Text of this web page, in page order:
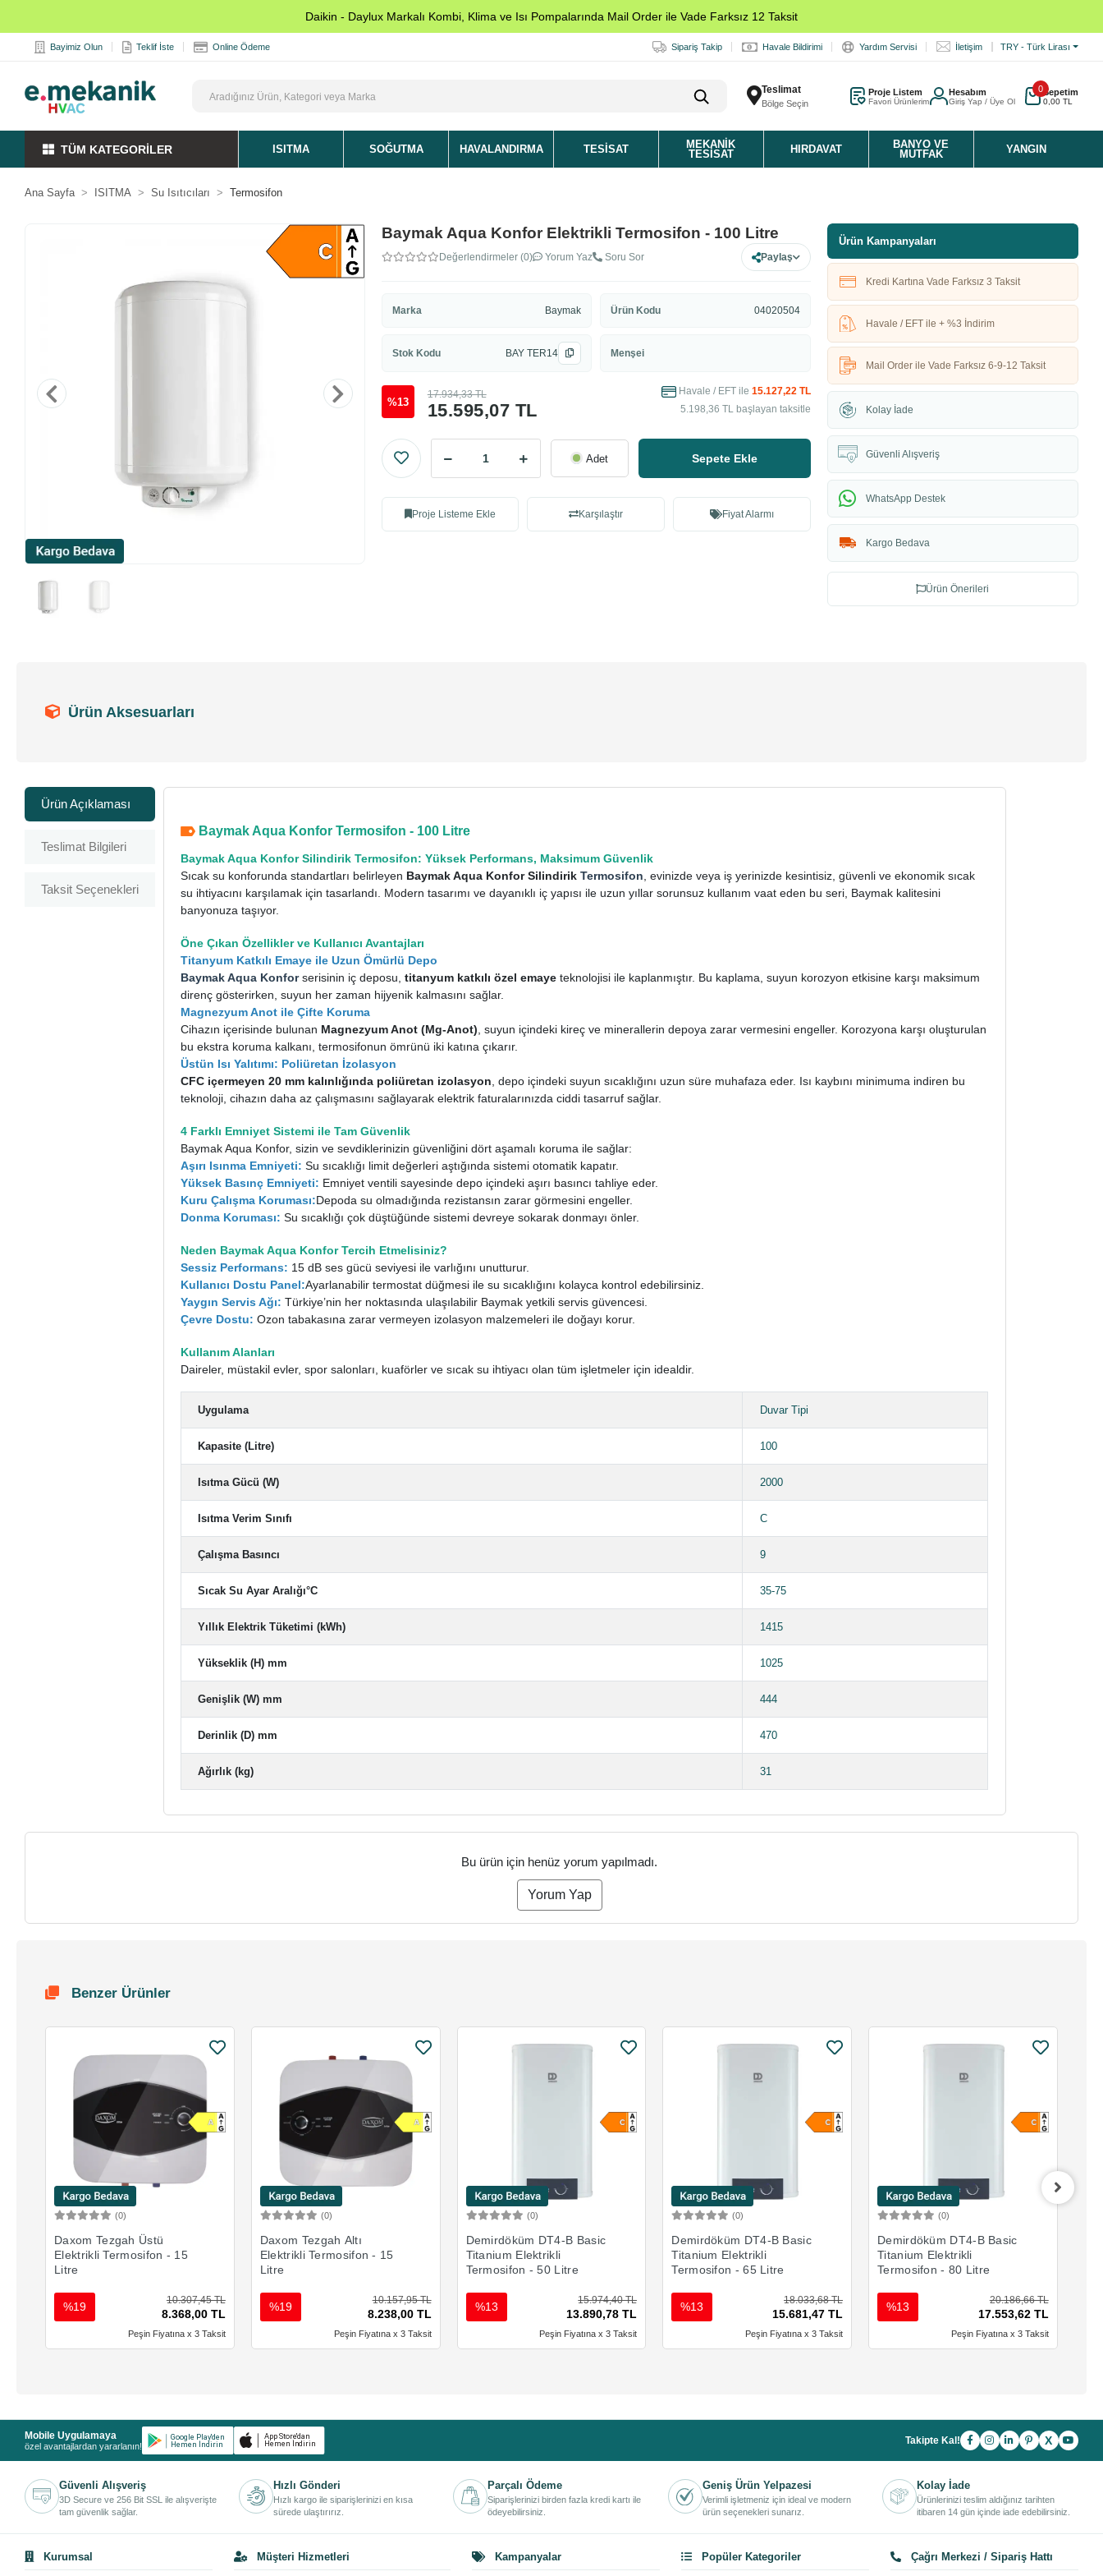
Daikin - Daylux Markalı Kombi, Klima ve Isı Pompalarında Mail Order ile Vade Farksız 12 Taksit
Bayimiz Olun Teklif İste Online Ödeme Sipariş Takip Havale Bildirimi Yardım Servisi İletişim TRY - Türk Lirası
Teslimat
Bölge Seçin
Proje Listem
Favori Ürünlerim
Hesabım
Giriş Yap / Üye Ol
0Sepetim
0,00 TL
TÜM KATEGORİLER ISITMA SOĞUTMA HAVALANDIRMA TESISAT
MEKANIK
TESISAT
HIRDAVAT
BANYO VE
MUTFAK
YANGIN
Ana Sayfa ISITMA Su Isıtıcıları Termosifon
Baymak Aqua Konfor Elektrikli Termosifon - 100 Litre
Değerlendirmeler (0) Yorum Yaz Soru Sor Paylaş
Marka Baymak Ürün Kodu 04020504
Stok Kodu BAY TER14 Menşei
%13 15.595,07 TL
17.934,33 TL Havale / EFT ile 15.127,22 TL
5.198,36 TL başlayan taksitle
Adet Sepete Ekle
Proje Listeme Ekle Karşılaştır Fiyat Alarmı
Ürün Kampanyaları
Kredi Kartına Vade Farksız 3 Taksit
Havale / EFT ile + %3 İndirim
Mail Order ile Vade Farksız 6-9-12 Taksit
Kolay İade
Güvenli Alışveriş
WhatsApp Destek
Kargo Bedava
Ürün Önerileri
Ürün Aksesuarları
Ürün Açıklaması
Teslimat Bilgileri
Taksit Seçenekleri
Baymak Aqua Konfor Termosifon - 100 Litre
Baymak Aqua Konfor Silindirik Termosifon: Yüksek Performans, Maksimum Güvenlik
Sıcak su konforunda standartları belirleyen Baymak Aqua Konfor SilindirikTermosifon , evinizde veya iş yerinizde kesintisiz, güvenli ve ekonomik sıcak
su ihtiyacını karşılamak için tasarlandı. Modern tasarımı ve dayanıklı iç yapısı ile uzun yıllar sorunsuz kullanım vaat eden bu seri, Baymak kalitesini
banyonuza taşıyor.
Öne Çıkan Özellikler ve Kullanıcı Avantajları
Titanyum Katkılı Emaye ile Uzun Ömürlü Depo
BaymakAqua Konforserisinin iç deposu,titanyum katkılı özel emaye teknolojisi ile kaplanmıştır. Bu kaplama, suyun korozyon etkisine karşı maksimum
direnç gösterirken, suyun her zaman hijyenik kalmasını sağlar.
Magnezyum Anot ile Çifte Koruma
Cihazın içerisinde bulunan Magnezyum Anot (Mg-Anot) , suyun içindeki kireç ve minerallerin depoya zarar vermesini engeller. Korozyona karşı oluşturulan
bu ekstra koruma kalkanı, termosifonun ömrünü iki katına çıkarır.
Üstün Isı Yalıtımı: Poliüretan İzolasyon
CFC içermeyen 20 mm kalınlığında poliüretan izolasyon , depo içindeki suyun sıcaklığını uzun süre muhafaza eder. Isı kaybını minimuma indiren bu
teknoloji, cihazın daha az çalışmasını sağlayarak elektrik faturalarınızda ciddi tasarruf sağlar.
4 Farklı Emniyet Sistemi ile Tam Güvenlik
Baymak Aqua Konfor, sizin ve sevdiklerinizin güvenliğini dört aşamalı koruma ile sağlar:
Aşırı Isınma Emniyeti: Su sıcaklığı limit değerleri aştığında sistemi otomatik kapatır.
Yüksek Basınç Emniyeti: Emniyet ventili sayesinde depo içindeki aşırı basıncı tahliye eder.
Kuru Çalışma Koruması:Depoda su olmadığında rezistansın zarar görmesini engeller.
Donma Koruması: Su sıcaklığı çok düştüğünde sistemi devreye sokarak donmayı önler.
Neden Baymak Aqua Konfor Tercih Etmelisiniz?
Sessiz Performans: 15 dB ses gücü seviyesi ile varlığını unutturur.
Kullanıcı Dostu Panel:Ayarlanabilir termostat düğmesi ile su sıcaklığını kolayca kontrol edebilirsiniz.
Yaygın Servis Ağı: Türkiye’nin her noktasında ulaşılabilir Baymak yetkili servis güvencesi.
Çevre Dostu: Ozon tabakasına zarar vermeyen izolasyon malzemeleri ile doğayı korur.
Kullanım Alanları
Daireler, müstakil evler, spor salonları, kuaförler ve sıcak su ihtiyacı olan tüm işletmeler için idealdir.
Uygulama Duvar Tipi
Kapasite (Litre) 100
Isıtma Gücü (W) 2000
Isıtma Verim Sınıfı C
Çalışma Basıncı 9
Sıcak Su Ayar Aralığı°C 35-75
Yıllık Elektrik Tüketimi (kWh) 1415
Yükseklik (H) mm 1025
Genişlik (W) mm 444
Derinlik (D) mm 470
Ağırlık (kg) 31
Bu ürün için henüz yorum yapılmadı.
Yorum Yap
Benzer Ürünler
(0)
Daxom Tezgah Üstü
Elektrikli Termosifon - 15
Litre
10.307,45 TL
8.368,00 TL
%19
Peşin Fiyatına x 3 Taksit
(0)
Daxom Tezgah Altı
Elektrikli Termosifon - 15
Litre
10.157,95 TL
8.238,00 TL
%19
Peşin Fiyatına x 3 Taksit
(0)
Demirdöküm DT4-B Basic
Titanium Elektrikli
Termosifon - 50 Litre
15.974,40 TL
13.890,78 TL
%13
Peşin Fiyatına x 3 Taksit
(0)
Demirdöküm DT4-B Basic
Titanium Elektrikli
Termosifon - 65 Litre
18.033,68 TL
15.681,47 TL
%13
Peşin Fiyatına x 3 Taksit
(0)
Demirdöküm DT4-B Basic
Titanium Elektrikli
Termosifon - 80 Litre
20.186,66 TL
17.553,62 TL
%13
Peşin Fiyatına x 3 Taksit
Mobile Uygulamaya
özel avantajlardan yararlanın! Takipte Kal! X
Güvenli Alışveriş
3D Secure ve 256 Bit SSL ile alışverişte
tam güvenlik sağlar.
Hızlı Gönderi
Hızlı kargo ile siparişlerinizi en kısa
sürede ulaştırırız.
Parçalı Ödeme
Siparişlerinizi birden fazla kredi kartı ile
ödeyebilirsiniz.
Geniş Ürün Yelpazesi
Verimli işletmeniz için ideal ve modern
ürün seçenekleri sunarız.
Kolay İade
Ürünlerinizi teslim aldığınız tarihten
itibaren 14 gün içinde iade edebilirsiniz.
Kurumsal Müşteri Hizmetleri Kampanyalar Popüler Kategoriler Çağrı Merkezi / Sipariş Hattı